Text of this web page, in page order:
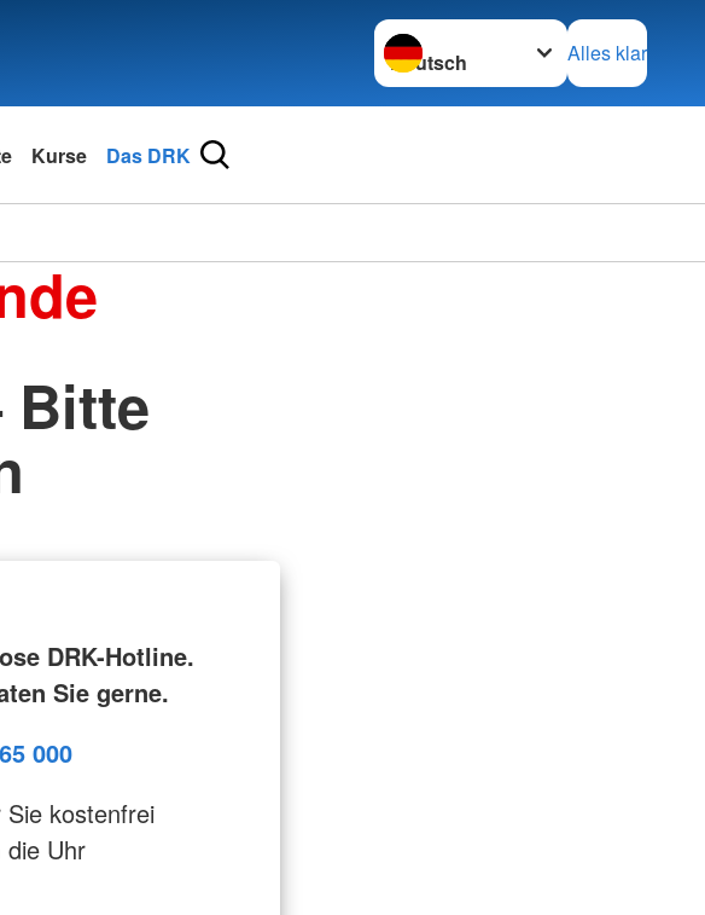
Sprache wechseln zu
Alles klar
Kurse Das DRK
Bitte
DRK-Hotline.
Sie gerne.
000
Sie kostenfrei
die Uhr